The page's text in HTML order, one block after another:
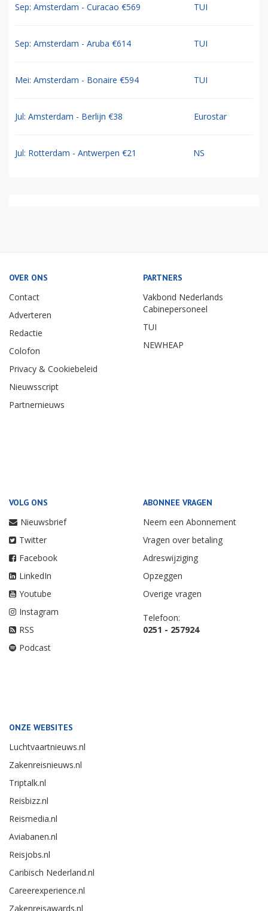
Sep: Amsterdam - Curacao €569 TUI
Sep: Amsterdam - Aruba €614 TUI
Mei: Amsterdam - Bonaire €594 TUI
Jul: Amsterdam - Berlijn €38 Eurostar
Jul: Rotterdam - Antwerpen €21 NS
OVER ONS
Contact
Adverteren
Redactie
Colofon
Privacy & Cookiebeleid
Nieuwsscript
Partnernieuws
PARTNERS
Vakbond Nederlands
Cabinepersoneel
TUI
NEWHEAP
VOLG ONS
Nieuwsbrief
Twitter
Facebook
LinkedIn
Youtube
Instagram
RSS
Podcast
ABONNEE VRAGEN
Neem een Abonnement
Vragen over betaling
Adreswijziging
Opzeggen
Overige vragen
Telefoon:
0251 - 257924
ONZE WEBSITES
Luchtvaartnieuws.nl
Zakenreisnieuws.nl
Triptalk.nl
Reisbizz.nl
Reismedia.nl
Aviabanen.nl
Reisjobs.nl
Caribisch Nederland.nl
Careerexperience.nl
Zakenreisawards.nl